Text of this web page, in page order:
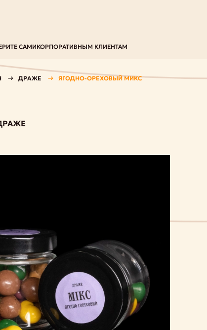
САМИКОРПОРАТИВНЫМ КЛИЕНТАМ
ДРАЖЕ ЯГОДНО-ОРЕХОВЫЙ МИКС